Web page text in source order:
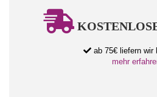
ab 75€ liefern wir
mehr